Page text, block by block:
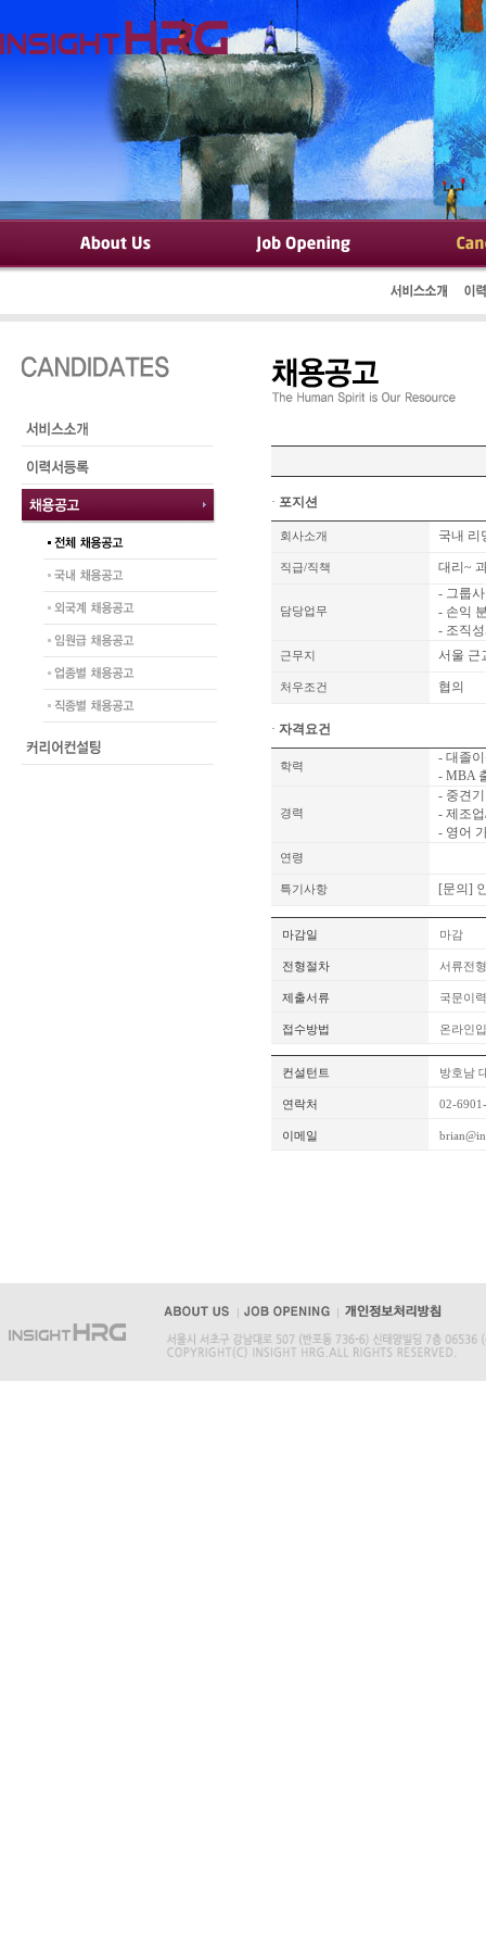
· 포지션
회사소개 국내
직급/직책 대리~
담당업무
- 그룹
- 손익
- 조직
근무지 서울
처우조건 협의
· 자격요건
학력
- 대졸
- MBA
경력
- 중견
- 제조
- 영어
연령
특기사항 [문의]
마감일 마감
전형절차 서류전
제출서류 국문이
접수방법 온라인
컨설턴트 방호남
연락처 02-
이메일